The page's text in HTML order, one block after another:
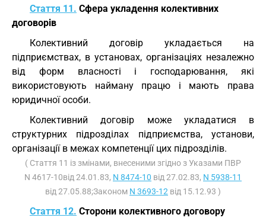
Стаття 11. Сфера укладення колективних
договорів
Колективний договір укладається на
підприємствах, в установах, організаціях незалежно
від форм власності і господарювання, які
використовують найману працю і мають права
юридичної особи.
Колективний договір може укладатися в
структурних підрозділах підприємства, установи,
організації в межах компетенції цих підрозділів.
( Стаття 11 із змінами, внесеними згідно з Указами ПВР
N 4617-10від 24.01.83, N 8474-10 від 27.02.83, N 5938-11
від 27.05.88;Законом N 3693-12 від 15.12.93 )
Стаття 12. Сторони колективного договору